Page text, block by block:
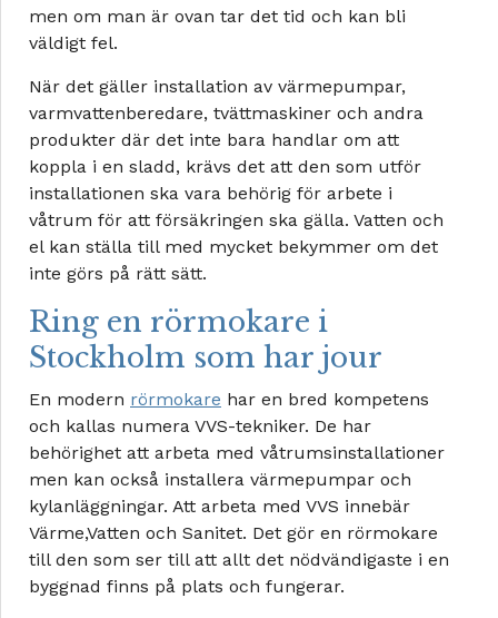
men om man är ovan tar det tid och kan bli
väldigt fel.
När det gäller installation av värmepumpar,
varmvattenberedare, tvättmaskiner och andra
produkter där det inte bara handlar om att
koppla i en sladd, krävs det att den som utför
installationen ska vara behörig för arbete i
våtrum för att försäkringen ska gälla. Vatten och
el kan ställa till med mycket bekymmer om det
inte görs på rätt sätt.
Ring en rörmokare i
Stockholm som har jour
En modern rörmokare har en bred kompetens
och kallas numera VVS-tekniker. De har
behörighet att arbeta med våtrumsinstallationer
men kan också installera värmepumpar och
kylanläggningar. Att arbeta med VVS innebär
Värme,Vatten och Sanitet. Det gör en rörmokare
till den som ser till att allt det nödvändigaste i en
byggnad finns på plats och fungerar.